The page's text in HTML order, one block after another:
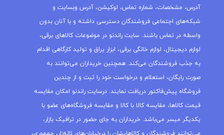
آدرس، مشخصات، شماره تماس، لوکیشن، آدرس وبسایت و
شبکه‌های اجتماعی فروشندگان دسترسی داشته و با آنان بدون
واسطه در تماس باشند. سایت راندنو در موضوعات کالاهای برقی،
لوازم دیجیتال، لوازم خانگی برقی، ابزار یراق و تولید کارگاهی اقدام
به جذب فروشندگان می‌کند. همچنین خریداران می‌توانند به
صورت رایگان، استعلام و درخواست خود را ثبت و از چندین
فروشگاه پیش‌فاکتور دریافت نمایند. درسایت راندنو امکان مقایسه
قیمت کالاها، مقایسه کالا با کالا و مقایسه فروشگاه‌های عضو با
یکدیگر میسر می‌باشد. خریداران به جای حضور در ترافیک بازار،